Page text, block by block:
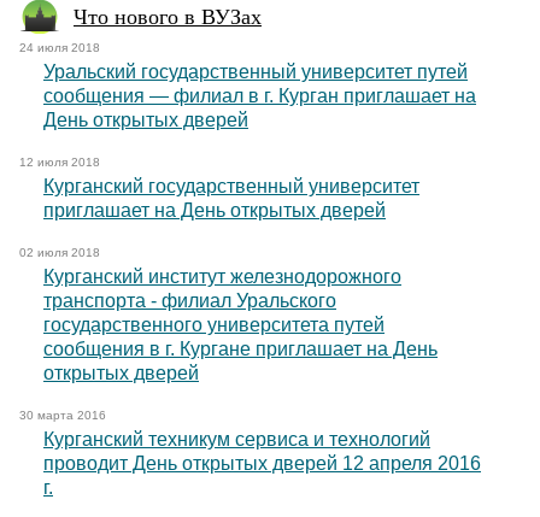
Что нового в ВУЗах
24 июля 2018
Уральский государственный университет путей
сообщения — филиал в г. Курган приглашает на
День открытых дверей
12 июля 2018
Курганский государственный университет
приглашает на День открытых дверей
02 июля 2018
Курганский институт железнодорожного
транспорта - филиал Уральского
государственного университета путей
сообщения в г. Кургане приглашает на День
открытых дверей
30 марта 2016
Курганский техникум сервиса и технологий
проводит День открытых дверей 12 апреля 2016
г.